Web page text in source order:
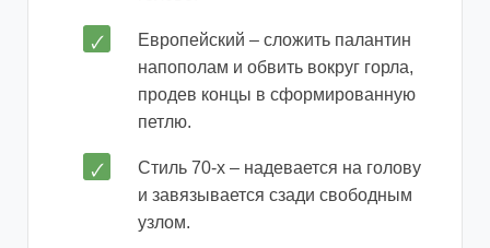
Европейский – сложить палантин
напополам и обвить вокруг горла,
продев концы в сформированную
петлю.
Стиль 70-х – надевается на голову
и завязывается сзади свободным
узлом.